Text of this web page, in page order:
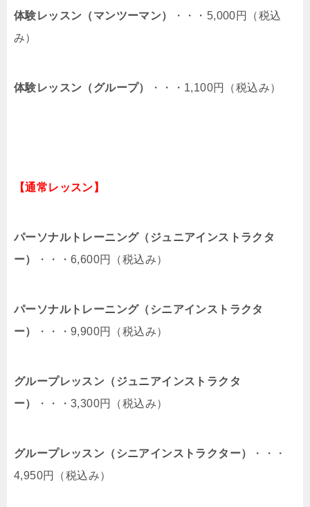
体験レッスン（マンツーマン）
・・・5,000円（税込
み）
体験レッスン（グループ） ・・・1,100円（税込み）
【通常レッスン】
パーソナルトレーニング（ジュニアインストラクタ
ー）
・・・6,600円（税込み）
パーソナルトレーニング（シニアインストラクタ
ー）
・・・9,900円（税込み）
グループレッスン（ジュニアインストラクタ
ー）
・・・3,300円（税込み）
グループレッスン（シニアインストラクター）
・・・
4,950円（税込み）